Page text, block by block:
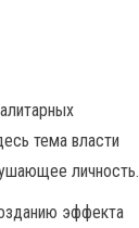
тема власти
личность.
эффекта